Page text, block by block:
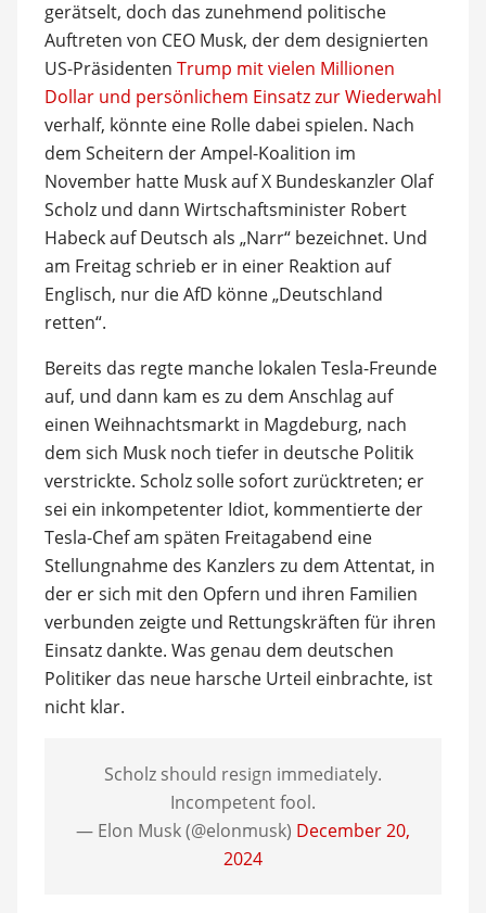
gerätselt, doch das zunehmend politische
Auftreten von CEO Musk, der dem designierten
US-Präsidenten Trump mit vielen Millionen
Dollar und persönlichem Einsatz zur Wiederwahl
verhalf, könnte eine Rolle dabei spielen. Nach
dem Scheitern der Ampel-Koalition im
November hatte Musk auf X Bundeskanzler Olaf
Scholz und dann Wirtschaftsminister Robert
Habeck auf Deutsch als „Narr“ bezeichnet. Und
am Freitag schrieb er in einer Reaktion auf
Englisch, nur die AfD könne „Deutschland
retten“.
Bereits das regte manche lokalen Tesla-Freunde
auf, und dann kam es zu dem Anschlag auf
einen Weihnachtsmarkt in Magdeburg, nach
dem sich Musk noch tiefer in deutsche Politik
verstrickte. Scholz solle sofort zurücktreten; er
sei ein inkompetenter Idiot, kommentierte der
Tesla-Chef am späten Freitagabend eine
Stellungnahme des Kanzlers zu dem Attentat, in
der er sich mit den Opfern und ihren Familien
verbunden zeigte und Rettungskräften für ihren
Einsatz dankte. Was genau dem deutschen
Politiker das neue harsche Urteil einbrachte, ist
nicht klar.
Scholz should resign immediately.
Incompetent fool.
— Elon Musk (@elonmusk) December 20,
2024